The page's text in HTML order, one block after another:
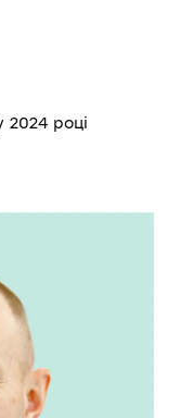
2024 році